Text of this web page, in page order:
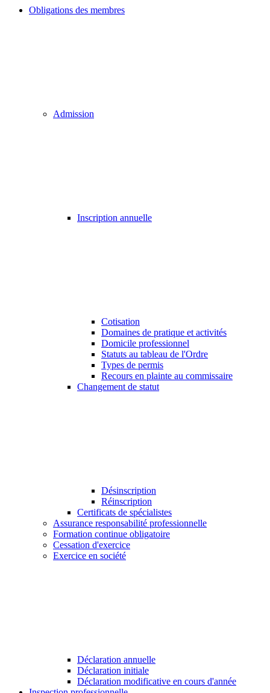
Obligations des membres
Admission
Inscription annuelle
Cotisation
Domaines de pratique et activités
Domicile professionnel
Statuts au tableau de l'Ordre
Types de permis
Recours en plainte au commissaire
Changement de statut
Désinscription
Réinscription
Certificats de spécialistes
Assurance responsabilité professionnelle
Formation continue obligatoire
Cessation d'exercice
Exercice en société
Déclaration annuelle
Déclaration initiale
Déclaration modificative en cours d'année